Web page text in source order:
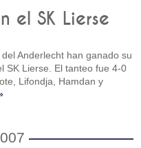
el SK Lierse
Anderlecht han ganado su
SK Lierse. El tanteo fue 4-0
Lifondja, Hamdan y